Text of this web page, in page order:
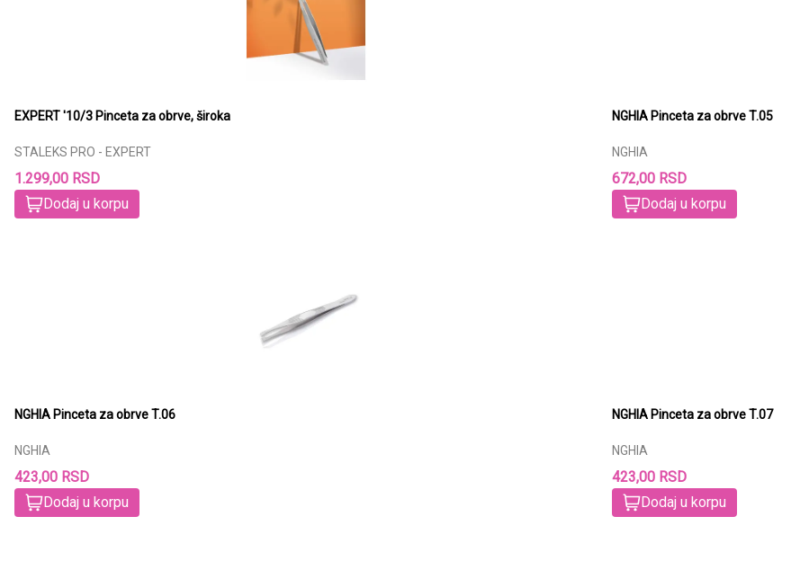
EXPERT '10/3 Pinceta za obrve, široka
STALEKS PRO - EXPERT
1.299,00 RSD
Dodaj u korpu
NGHIA Pinceta za obrve T.05
NGHIA
672,00 RSD
Dodaj u korpu
NGHIA Pinceta za obrve T.06
NGHIA
423,00 RSD
Dodaj u korpu
NGHIA Pinceta za obrve T.07
NGHIA
423,00 RSD
Dodaj u korpu